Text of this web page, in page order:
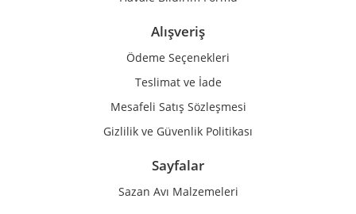
Alışveriş
Ödeme Seçenekleri
Teslimat ve İade
Mesafeli Satış Sözleşmesi
Gizlilik ve Güvenlik Politikası
Sayfalar
Sazan Avı Malzemeleri